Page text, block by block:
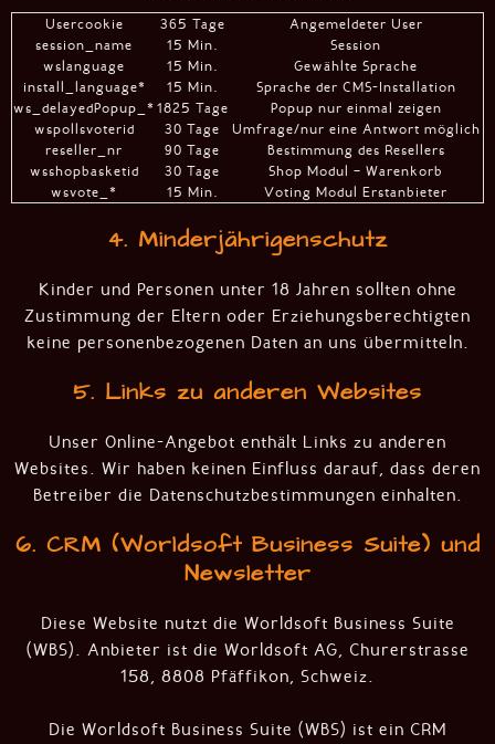
Usercookie 365 Tage
Angemeldeter User
session_name
15 Min.
Session
wslanguage
15 Min.
Gewählte Sprache
install_language*
15 Min.
Sprache der CMS-Installation
ws_delayedPopup_* 1825 Tage
Popup nur einmal zeigen
wspollsvoterid
30 Tage
Umfrage/nur eine Antwort möglich
reseller_nr
90 Tage
Bestimmung des Resellers
wsshopbasketid
30 Tage
Shop Modul – Warenkorb
wsvote_*
15 Min. Voting Modul Erstanbieter
4. Minderjährigenschutz
Kinder und Personen unter 18 Jahren sollten ohne
Zustimmung der Eltern oder Erziehungsberechtigten
keine personenbezogenen Daten an uns übermitteln.
5. Links zu anderen Websites
Unser Online-Angebot enthält Links zu anderen
Websites. Wir haben keinen Einfluss darauf, dass deren
Betreiber die Datenschutzbestimmungen einhalten.
6. CRM (Worldsoft Business Suite) und
Newsletter
Diese Website nutzt die Worldsoft Business Suite
(WBS). Anbieter ist die Worldsoft AG, Churerstrasse
158, 8808 Pfäffikon, Schweiz.
Die Worldsoft Business Suite (WBS) ist ein CRM